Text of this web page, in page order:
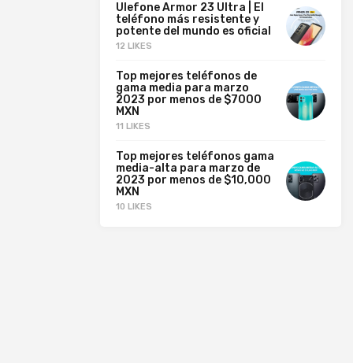
Ulefone Armor 23 Ultra | El
teléfono más resistente y
potente del mundo es oficial
12 LIKES
Top mejores teléfonos de
gama media para marzo
2023 por menos de $7000
MXN
11 LIKES
Top mejores teléfonos gama
media-alta para marzo de
2023 por menos de $10,000
MXN
10 LIKES